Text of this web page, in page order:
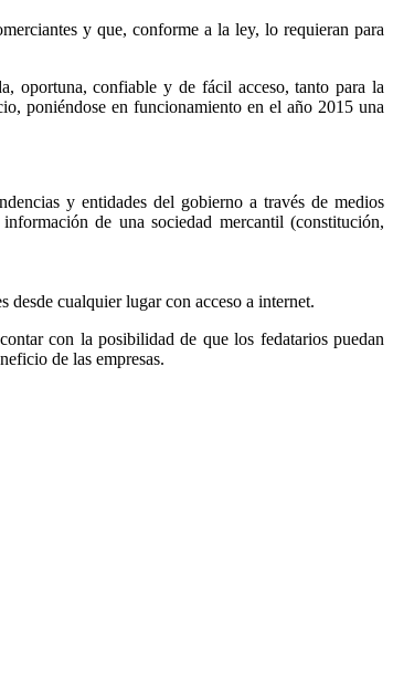
y que, conforme a la ley, lo requieran para
oportuna, confiable y de fácil acceso, tanto para la
poniéndose en funcionamiento en el año 2015 una
y entidades del gobierno a través de medios
de una sociedad mercantil (constitución,
cualquier lugar con acceso a internet.
con la posibilidad de que los fedatarios puedan
de las empresas.